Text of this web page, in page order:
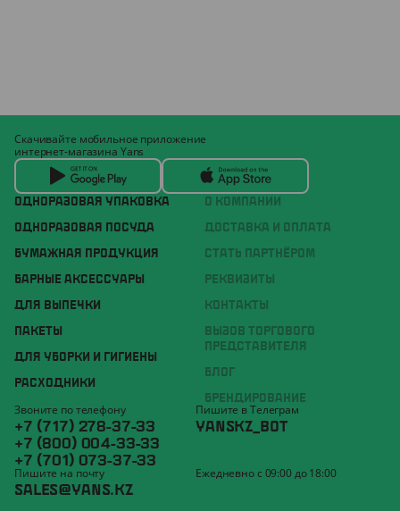
ОДНОРАЗОВАЯ УПАКОВКА
ОДНОРАЗОВАЯ ПОСУДА
БУМАЖНАЯ ПРОДУКЦИЯ
БАРНЫЕ АКСЕССУАРЫ
ДЛЯ ВЫПЕЧКИ
ПАКЕТЫ
ДЛЯ УБОРКИ И ГИГИЕНЫ
РАСХОДНИКИ
О КОМПАНИИ
ДОСТАВКА И ОПЛАТА
СТАТЬ ПАРТНЁРОМ
РЕКВИЗИТЫ
КОНТАКТЫ
ВЫЗОВ ТОРГОВОГО
ПРЕДСТАВИТЕЛЯ
БЛОГ
БРЕНДИРОВАНИЕ
Скачивайте мобильное приложение
интернет-магазина Yans
Звоните по телефону
+7 (717) 278-37-33
+7 (800) 004-33-33
+7 (701) 073-37-33
Пишите в Телеграм
YANSKZ_BOT
Пишите на почту
SALES@YANS.KZ
Ежедневно с 09:00 до 18:00